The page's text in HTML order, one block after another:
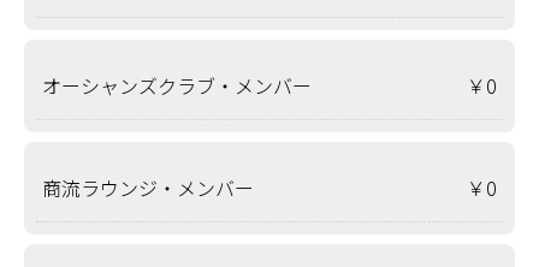
オーシャンズクラブ・メンバー ￥0
商流ラウンジ・メンバー ￥0